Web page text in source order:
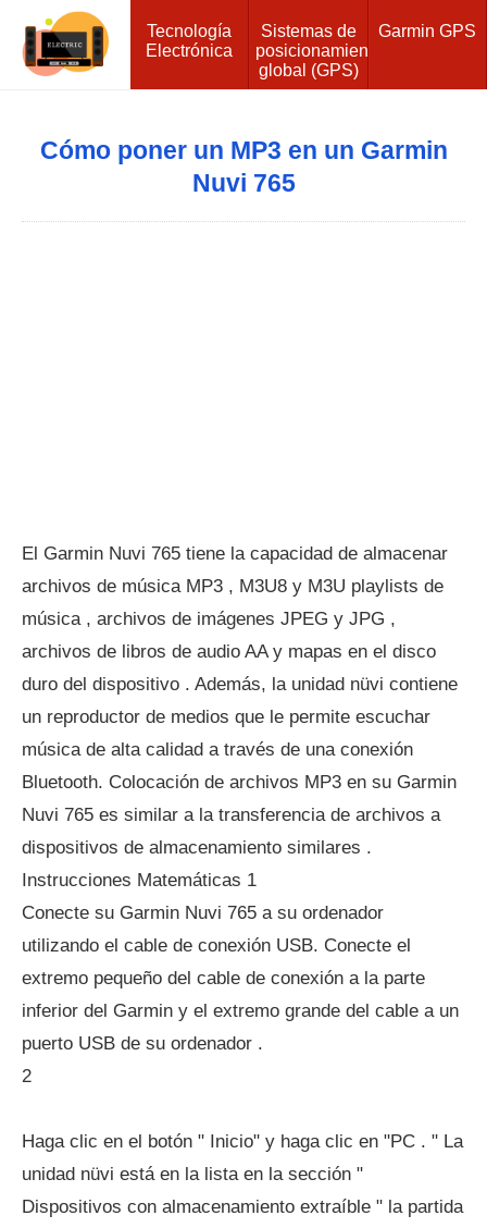
Tecnología
Electrónica
Sistemas de
posicionamiento
global (GPS)
Garmin GPS
Cómo poner un MP3 en un Garmin
Nuvi 765
El Garmin Nuvi 765 tiene la capacidad de almacenar
archivos de música MP3 , M3U8 y M3U playlists de
música , archivos de imágenes JPEG y JPG ,
archivos de libros de audio AA y mapas en el disco
duro del dispositivo . Además, la unidad nüvi contiene
un reproductor de medios que le permite escuchar
música de alta calidad a través de una conexión
Bluetooth. Colocación de archivos MP3 en su Garmin
Nuvi 765 es similar a la transferencia de archivos a
dispositivos de almacenamiento similares .
Instrucciones Matemáticas 1
Conecte su Garmin Nuvi 765 a su ordenador
utilizando el cable de conexión USB. Conecte el
extremo pequeño del cable de conexión a la parte
inferior del Garmin y el extremo grande del cable a un
puerto USB de su ordenador .
2
Haga clic en el botón " Inicio" y haga clic en "PC . " La
unidad nüvi está en la lista en la sección "
Dispositivos con almacenamiento extraíble " la partida